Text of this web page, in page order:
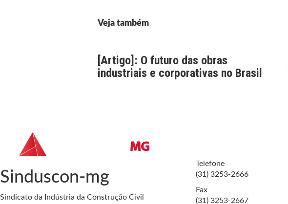
Veja também
[Artigo]: O futuro das obras
industriais e corporativas no Brasil
Sinduscon-mg
Sindicato da Indústria da Construção Civil
Telefone
(31) 3253-2666
Fax
(31) 3253-2667